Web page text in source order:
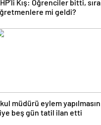
Kış: Öğrenciler bitti, sıra
mi geldi?
müdürü eylem yapılmasın
beş gün tatil ilan etti